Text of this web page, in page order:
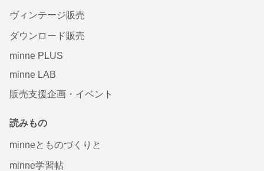
ヴィンテージ販売
ダウンロード販売
minne PLUS
minne LAB
販売支援企画・イベント
読みもの
minneとものづくりと
minne学習帖